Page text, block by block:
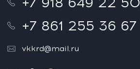
+7 861 255 36 67
vkkrd@mail.ru